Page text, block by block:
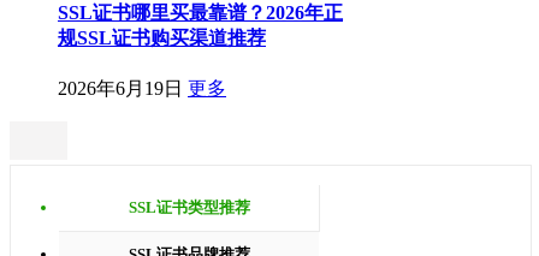
SSL证书哪里买最靠谱？2026年正
规SSL证书购买渠道推荐
2026年6月19日 更多
SSL证书类型推荐